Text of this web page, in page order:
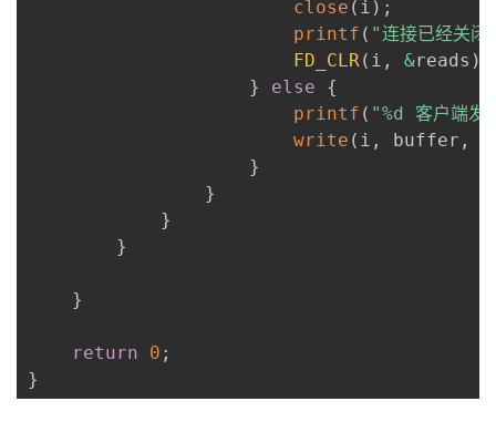
close ( i ) ;
printf ( "连接已经关
FD_CLR( i , &reads )
}
else
{
printf ( "%d 客户端
write ( i , buffer ,
}
}
}
}
}
return 0 ;
}